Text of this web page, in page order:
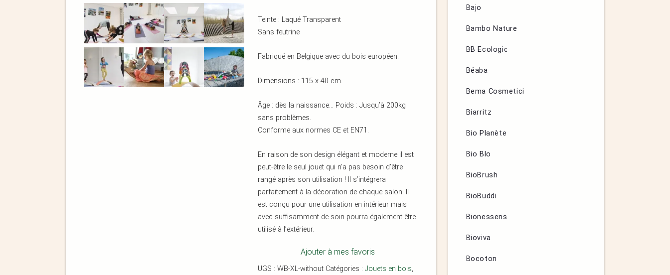
Teinte : Laqué Transparent
Sans feutrine
Fabriqué en Belgique avec du bois européen.
Dimensions : 115 x 40 cm.
Âge : dès la naissance… Poids : Jusqu’à 200kg
sans problèmes.
Conforme aux normes CE et EN71.
En raison de son design élégant et moderne il est
peut-être le seul jouet qui n’a pas besoin d’être
rangé après son utilisation ! Il s’intégrera
parfaitement à la décoration de chaque salon. Il
est conçu pour une utilisation en intérieur mais
avec suffisamment de soin pourra également être
utilisé à l’extérieur.
Ajouter à mes favoris
UGS : WB-XL-without Catégories : Jouets en bois,
Bajo
Bambo Nature
BB Ecologic
Béaba
Bema Cosmetici
Biarritz
Bio Planète
Bio Blo
BioBrush
BioBuddi
Bionessens
Bioviva
Bocoton